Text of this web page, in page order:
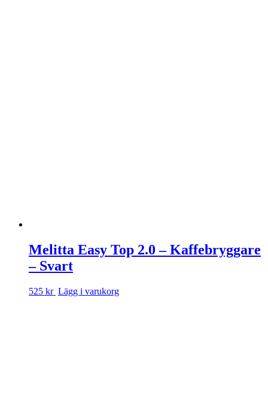
Melitta Easy Top 2.0 – Kaffebryggare
– Svart
525 kr Lägg i varukorg